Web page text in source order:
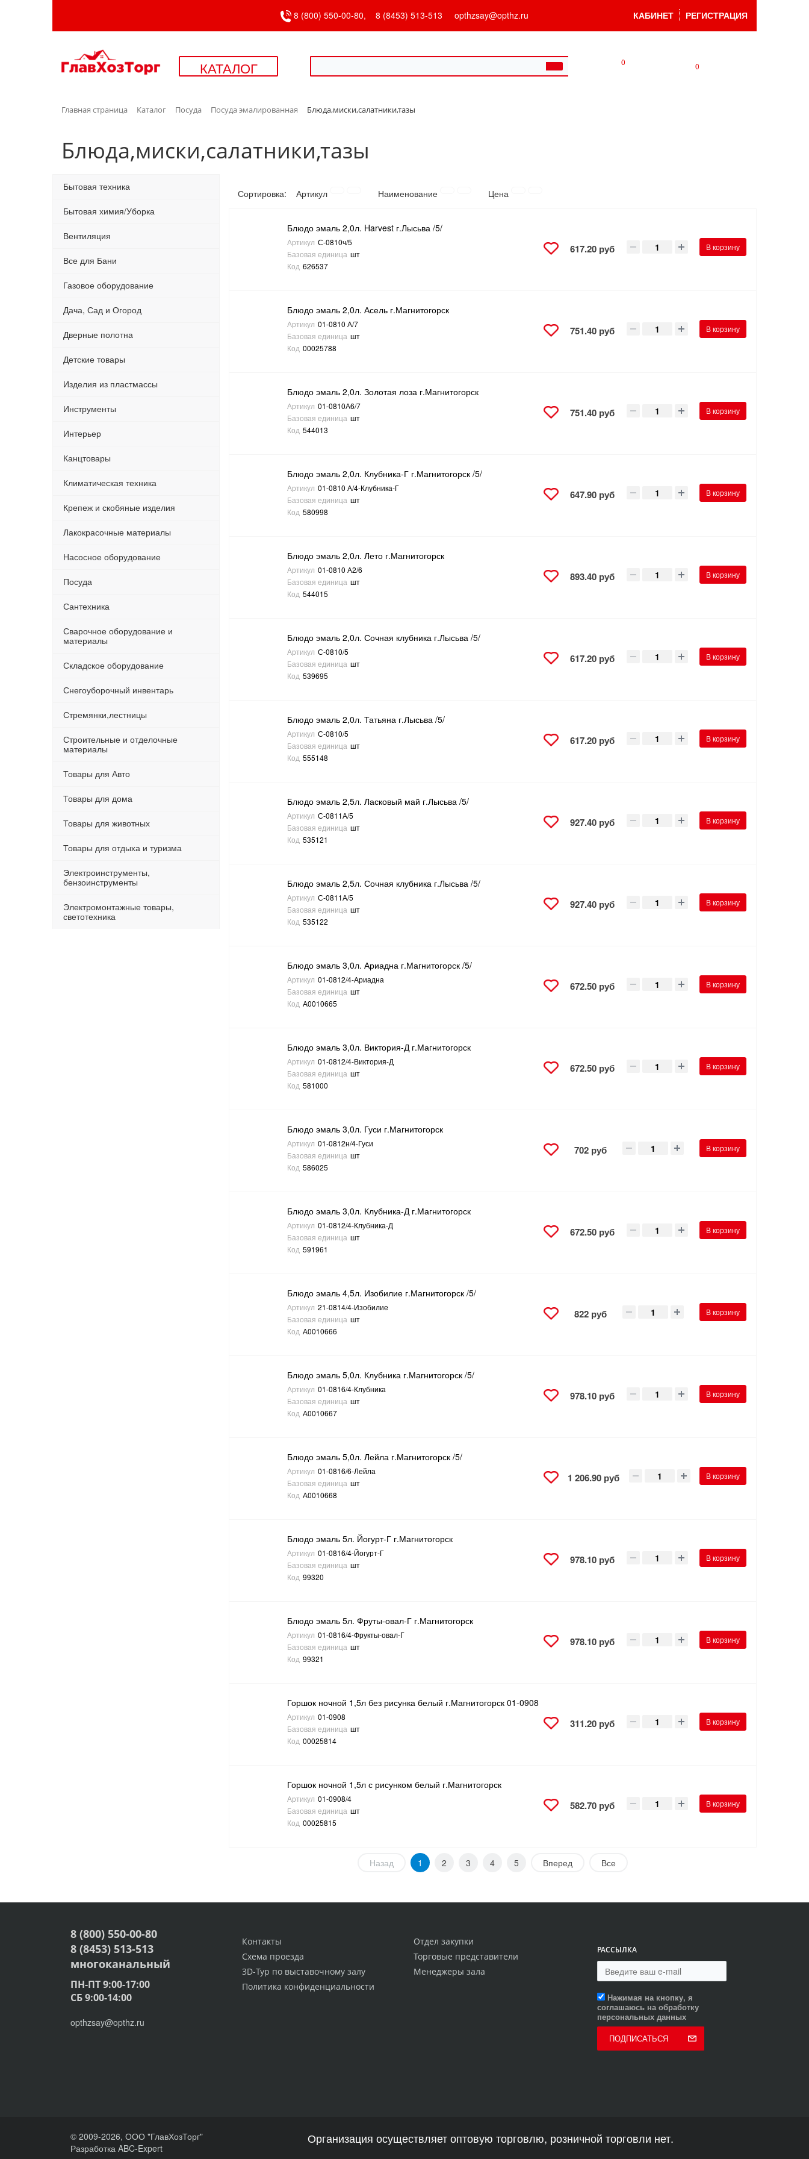
8 (800) 550-00-80, 8 (8453) 513-513 opthzsay@opthz.ru КАБИНЕТ РЕГИСТРАЦИЯ
КАТАЛОГ 0 0
Главная страница Каталог Посуда Посуда эмалированная Блюда,миски,салатники,тазы
Блюда,миски,салатники,тазы
Бытовая техника
Бытовая химия/Уборка
Вентиляция
Все для Бани
Газовое оборудование
Дача, Сад и Огород
Дверные полотна
Детские товары
Изделия из пластмассы
Инструменты
Интерьер
Канцтовары
Климатическая техника
Крепеж и скобяные изделия
Лакокрасочные материалы
Насосное оборудование
Посуда
Сантехника
Сварочное оборудование и
материалы
Складское оборудование
Снегоуборочный инвентарь
Стремянки,лестницы
Строительные и отделочные
материалы
Товары для Авто
Товары для дома
Товары для животных
Товары для отдыха и туризма
Электроинструменты,
бензоинструменты
Электромонтажные товары,
светотехника
Сортировка: Артикул Наименование Цена
Блюдо эмаль 2,0л. Harvest г.Лысьва /5/
Артикул С-0810ч/5
Базовая единица шт
Код 626537
617.20 руб В корзину
Блюдо эмаль 2,0л. Асель г.Магнитогорск
Артикул 01-0810 А/7
Базовая единица шт
Код 00025788
751.40 руб В корзину
Блюдо эмаль 2,0л. Золотая лоза г.Магнитогорск
Артикул 01-0810А6/7
Базовая единица шт
Код 544013
751.40 руб В корзину
Блюдо эмаль 2,0л. Клубника-Г г.Магнитогорск /5/
Артикул 01-0810 А/4-Клубника-Г
Базовая единица шт
Код 580998
647.90 руб В корзину
Блюдо эмаль 2,0л. Лето г.Магнитогорск
Артикул 01-0810 А2/6
Базовая единица шт
Код 544015
893.40 руб В корзину
Блюдо эмаль 2,0л. Сочная клубника г.Лысьва /5/
Артикул С-0810/5
Базовая единица шт
Код 539695
617.20 руб В корзину
Блюдо эмаль 2,0л. Татьяна г.Лысьва /5/
Артикул С-0810/5
Базовая единица шт
Код 555148
617.20 руб В корзину
Блюдо эмаль 2,5л. Ласковый май г.Лысьва /5/
Артикул С-0811А/5
Базовая единица шт
Код 535121
927.40 руб В корзину
Блюдо эмаль 2,5л. Сочная клубника г.Лысьва /5/
Артикул С-0811А/5
Базовая единица шт
Код 535122
927.40 руб В корзину
Блюдо эмаль 3,0л. Ариадна г.Магнитогорск /5/
Артикул 01-0812/4-Ариадна
Базовая единица шт
Код А0010665
672.50 руб В корзину
Блюдо эмаль 3,0л. Виктория-Д г.Магнитогорск
Артикул 01-0812/4-Виктория-Д
Базовая единица шт
Код 581000
672.50 руб В корзину
Блюдо эмаль 3,0л. Гуси г.Магнитогорск
Артикул 01-0812н/4-Гуси
Базовая единица шт
Код 586025
702 руб В корзину
Блюдо эмаль 3,0л. Клубника-Д г.Магнитогорск
Артикул 01-0812/4-Клубника-Д
Базовая единица шт
Код 591961
672.50 руб В корзину
Блюдо эмаль 4,5л. Изобилие г.Магнитогорск /5/
Артикул 21-0814/4-Изобилие
Базовая единица шт
Код А0010666
822 руб В корзину
Блюдо эмаль 5,0л. Клубника г.Магнитогорск /5/
Артикул 01-0816/4-Клубника
Базовая единица шт
Код А0010667
978.10 руб В корзину
Блюдо эмаль 5,0л. Лейла г.Магнитогорск /5/
Артикул 01-0816/6-Лейла
Базовая единица шт
Код А0010668
1 206.90 руб В корзину
Блюдо эмаль 5л. Йогурт-Г г.Магнитогорск
Артикул 01-0816/4-Йогурт-Г
Базовая единица шт
Код 99320
978.10 руб В корзину
Блюдо эмаль 5л. Фруты-овал-Г г.Магнитогорск
Артикул 01-0816/4-Фрукты-овал-Г
Базовая единица шт
Код 99321
978.10 руб В корзину
Горшок ночной 1,5л без рисунка белый г.Магнитогорск 01-0908
Артикул 01-0908
Базовая единица шт
Код 00025814
311.20 руб В корзину
Горшок ночной 1,5л с рисунком белый г.Магнитогорск
Артикул 01-0908/4
Базовая единица шт
Код 00025815
582.70 руб В корзину
Назад 1 2 3 4 5 Вперед Все
Отдел закупки
Торговые представители
Менеджеры зала
Контакты
Схема проезда
3D-Тур по выставочному залу
Политика конфиденциальности
РАССЫЛКА
Нажимая на кнопку, я
соглашаюсь на обработку
персональных данных
ПОДПИСАТЬСЯ
8 (800) 550-00-80
8 (8453) 513-513
многоканальный
ПН-ПТ 9:00-17:00
СБ 9:00-14:00
opthzsay@opthz.ru
© 2009-2026, ООО "ГлавХозТорг"
Разработка ABC-Expert
Организация осуществляет оптовую торговлю, розничной торговли нет.